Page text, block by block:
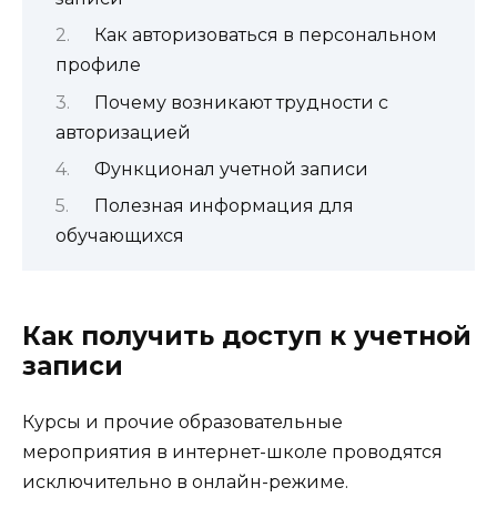
Как авторизоваться в персональном
профиле
Почему возникают трудности с
авторизацией
Функционал учетной записи
Полезная информация для
обучающихся
Как получить доступ к учетной
записи
Курсы и прочие образовательные
мероприятия в интернет-школе проводятся
исключительно в онлайн-режиме.